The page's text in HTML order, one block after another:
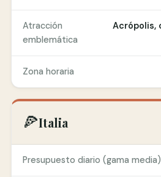
Atracción
emblemática
Acrópolis,
Zona horaria
🍕Italia
Presupuesto diario (gama media)